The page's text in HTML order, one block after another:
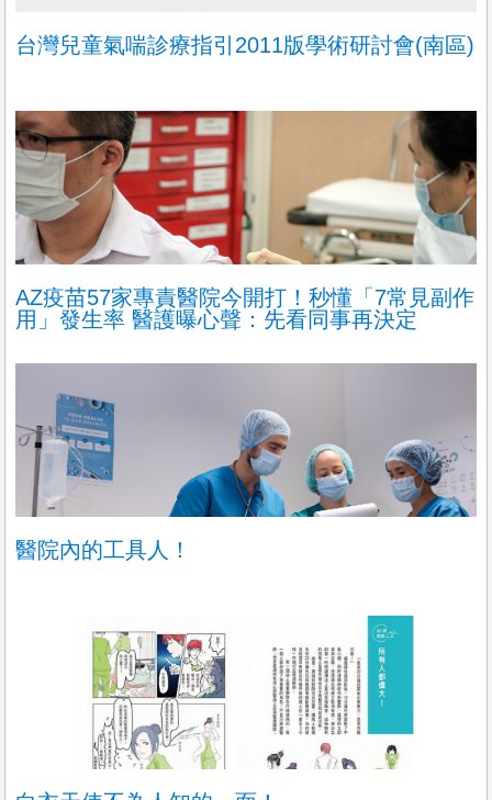
台灣兒童氣喘診療指引2011版學術研討會(南區)
AZ疫苗57家專責醫院今開打！秒懂「7常見副作
用」發生率 醫護曝心聲：先看同事再決定
醫院內的工具人！